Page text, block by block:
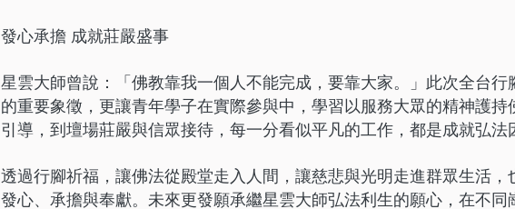
發心承擔 成就莊嚴盛事
星雲大師曾說：「佛教靠我一個人不能完成，要靠大家。」此次全台行
的重要象徵，更讓青年學子在實際參與中，學習以服務大眾的精神護持
引導，到壇場莊嚴與信眾接待，每一分看似平凡的工作，都是成就弘法
透過行腳祈福，讓佛法從殿堂走入人間，讓慈悲與光明走進群眾生活，
發心、承擔與奉獻。未來更發願承繼星雲大師弘法利生的願心，在不同